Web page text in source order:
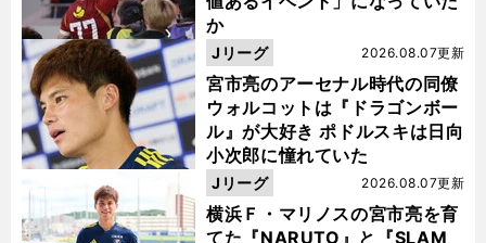
か
宮市亮のアーセナル時代の同僚
ウォルコットは『ドラゴンボー
ル』が大好き ポドルスキは日向
小次郎に憧れていた
2026.08.07更新
Jリーグ
横浜Ｆ・マリノスの宮市亮を育
てた『NARUTO』と『SLAM
2026.08.07更新
Jリーグ